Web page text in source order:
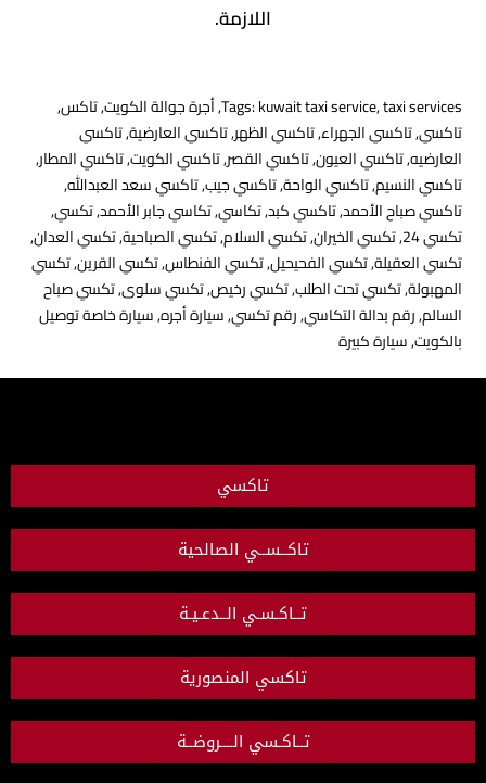
اللازمة.
Tags:kuwait taxi service,taxi services
,أجرة جوالة الكويت,تاكس,
تاكسي,تاكسي الجهراء,تاكسي الظهر,تاكسي العارضية,تاكسي
العارضيه,تاكسي العيون,تاكسي القصر,تاكسي الكويت,تاكسي المطار,
تاكسي النسيم,تاكسي الواحة,تاكسي جيب,تاكسي سعد العبدالله,
تاكسي صباح الأحمد,تاكسي كبد,تكاسي,تكاسي جابر الأحمد,تكسي,
تكسي 24
,تكسي الخيران,تكسي السلام,تكسي الصباحية,تكسي العدان,
تكسي العقيلة,تكسي الفحيحيل,تكسي الفنطاس,تكسي القرين,تكسي
المهبولة,تكسي تحت الطلب,تكسي رخيص,تكسي سلوى,تكسي صباح
السالم,رقم بدالة التكاسي,رقم تكسي,سيارة أجره,سيارة خاصة توصيل
بالكويت,سيارة كبيرة
تاكسي
تاكــســي الصالحية
تــاكـسـي الــدعـيـة
تاكسي المنصورية
تــاكـسي الــــروضــة